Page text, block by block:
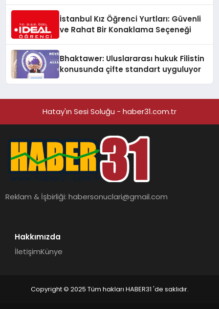
İstanbul Kız Öğrenci Yurtları: Güvenli
ve Rahat Bir Konaklama Seçeneği
Bhaktawer: Uluslararası hukuk Filistin
konusunda çifte standart uyguluyor
Hatay'ın Sesi Soluğu - haber31.com.tr
Reklam & İşbirliği:habersonuclari@gmail.com
Hakkımızda
İletişimKünye
Copyright © 2025 Tüm hakları HABER31 'de saklıdır.